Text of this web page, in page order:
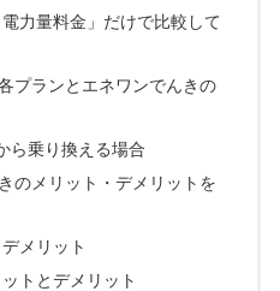
力量料金」だけで比較して
プランとエネワンでんきの
ら乗り換える場合
のメリット・デメリットを
メリット
トとデメリット